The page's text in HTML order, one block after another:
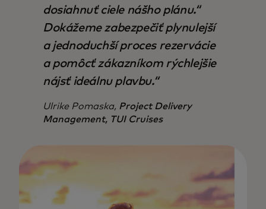
dosiahnuť ciele nášho plánu.“
Dokážeme zabezpečiť plynulejší
a jednoduchší proces rezervácie
a pomôcť zákazníkom rýchlejšie
nájsť ideálnu plavbu.“
Ulrike Pomaska, Project Delivery
Management, TUI Cruises